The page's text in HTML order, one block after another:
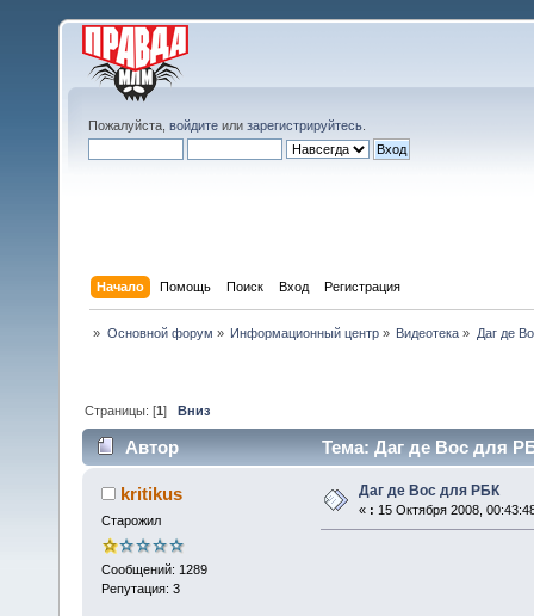
Пожалуйста, войдите или зарегистрируйтесь
Начало Помощь Поиск Вход Регистрация
» Основной форум » Информационный центр» Видеотека » Даг де
Страницы: [1]Вниз
Автор Тема: Даг де Вос для
kritikus
Старожил
Сообщений: 1289
Репутация: 3
Даг де Вос для РБК
« : 15 Октября 2008,